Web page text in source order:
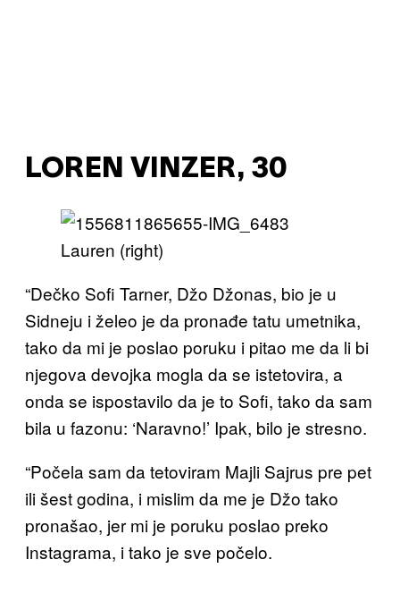
LOREN VINZER, 30
Lauren (right)
“Dečko Sofi Tarner, Džo Džonas, bio je u
Sidneju i želeo je da pronađe tatu umetnika,
tako da mi je poslao poruku i pitao me da li bi
njegova devojka mogla da se istetovira, a
onda se ispostavilo da je to Sofi, tako da sam
bila u fazonu: ‘Naravno!’ Ipak, bilo je stresno.
“Počela sam da tetoviram Majli Sajrus pre pet
ili šest godina, i mislim da me je Džo tako
pronašao, jer mi je poruku poslao preko
Instagrama, i tako je sve počelo.